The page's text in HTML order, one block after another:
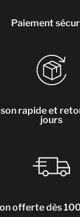
Paiement
rapide et
jours
offerte dès